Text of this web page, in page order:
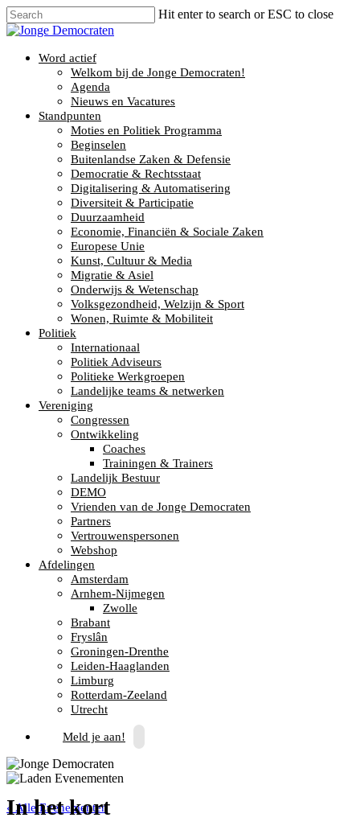
Hit enter to search or ESC to close
Word actief
Welkom bij de Jonge Democraten!
Agenda
Nieuws en Vacatures
Standpunten
Moties en Politiek Programma
Beginselen
Buitenlandse Zaken & Defensie
Democratie & Rechtsstaat
Digitalisering & Automatisering
Diversiteit & Participatie
Duurzaamheid
Economie, Financiën & Sociale Zaken
Europese Unie
Kunst, Cultuur & Media
Migratie & Asiel
Onderwijs & Wetenschap
Volksgezondheid, Welzijn & Sport
Wonen, Ruimte & Mobiliteit
Politiek
Internationaal
Politiek Adviseurs
Politieke Werkgroepen
Landelijke teams & netwerken
Vereniging
Congressen
Ontwikkeling
Coaches
Trainingen & Trainers
Landelijk Bestuur
DEMO
Vrienden van de Jonge Democraten
Partners
Vertrouwenspersonen
Webshop
Afdelingen
Amsterdam
Arnhem-Nijmegen
Zwolle
Brabant
Fryslân
Groningen-Drenthe
Leiden-Haaglanden
Limburg
Rotterdam-Zeeland
Utrecht
Meld je aan!
« Alle Evenementen
In het kort